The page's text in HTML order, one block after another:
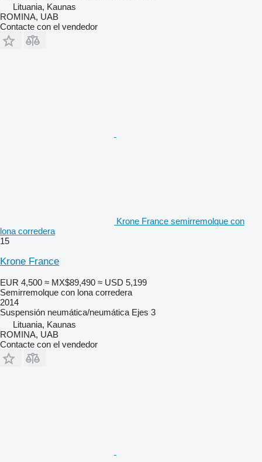
Lituania, Kaunas
ROMINA, UAB
Contacte con el vendedor
Krone France semirremolque con
lona corredera
15
Krone France
EUR 4,500 ≈ MX$89,490 ≈ USD 5,199
Semirremolque con lona corredera
2014
Suspensión neumática/neumática Ejes 3
Lituania, Kaunas
ROMINA, UAB
Contacte con el vendedor